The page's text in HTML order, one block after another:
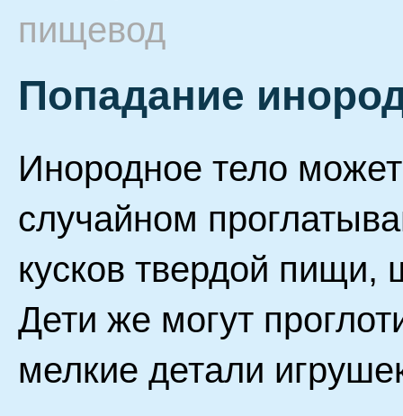
пищевод
Попадание
Инородное тело
случайном
кусков твердой пищи,
Дети же могут
мелкие детали